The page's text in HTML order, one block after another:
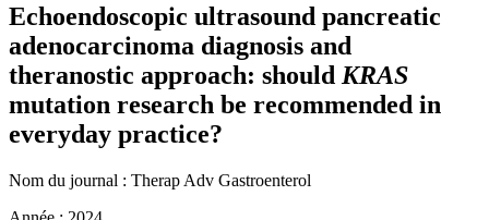
Echoendoscopic ultrasound pancreatic
adenocarcinoma diagnosis and
theranostic approach: should KRAS
mutation research be recommended in
everyday practice?
Nom du journal : Therap Adv Gastroenterol